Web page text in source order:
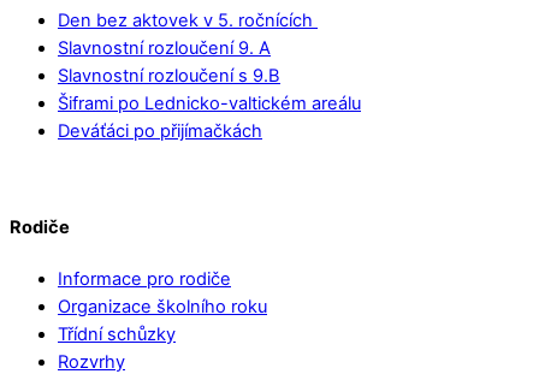
Den bez aktovek v 5. ročnících
Slavnostní rozloučení 9. A
Slavnostní rozloučení s 9.B
Šiframi po Lednicko-valtickém areálu
Deváťáci po přijímačkách
Rodiče
Informace pro rodiče
Organizace školního roku
Třídní schůzky
Rozvrhy